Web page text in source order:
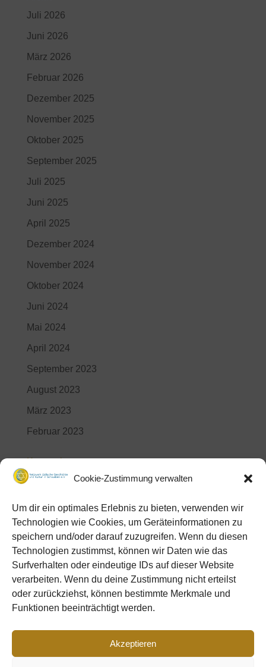
Cookie-Zustimmung verwalten
Um dir ein optimales Erlebnis zu bieten, verwenden wir
Technologien wie Cookies, um Geräteinformationen zu
speichern und/oder darauf zuzugreifen. Wenn du diesen
Technologien zustimmst, können wir Daten wie das
Surfverhalten oder eindeutige IDs auf dieser Website
verarbeiten. Wenn du deine Zustimmung nicht erteilst
oder zurückziehst, können bestimmte Merkmale und
Funktionen beeinträchtigt werden.
Akzeptieren
Juli 2026
Juni 2026
März 2026
Februar 2026
Dezember 2025
November 2025
Oktober 2025
September 2025
Juli 2025
Juni 2025
April 2025
Dezember 2024
November 2024
Oktober 2024
Juni 2024
Mai 2024
April 2024
September 2023
August 2023
März 2023
Februar 2023
Kategorien
Aktuelles
Meta
Anmelden
Feed der Einträge
Kommentar-Feed
WordPress.org